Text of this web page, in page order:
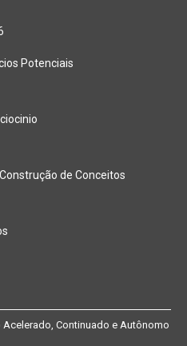
Potenciais
de Conceitos
Continuado e Autônomo